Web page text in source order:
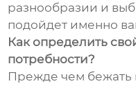
разнообразии и
подойдет именно
Как определить
потребности?
Прежде чем бежать